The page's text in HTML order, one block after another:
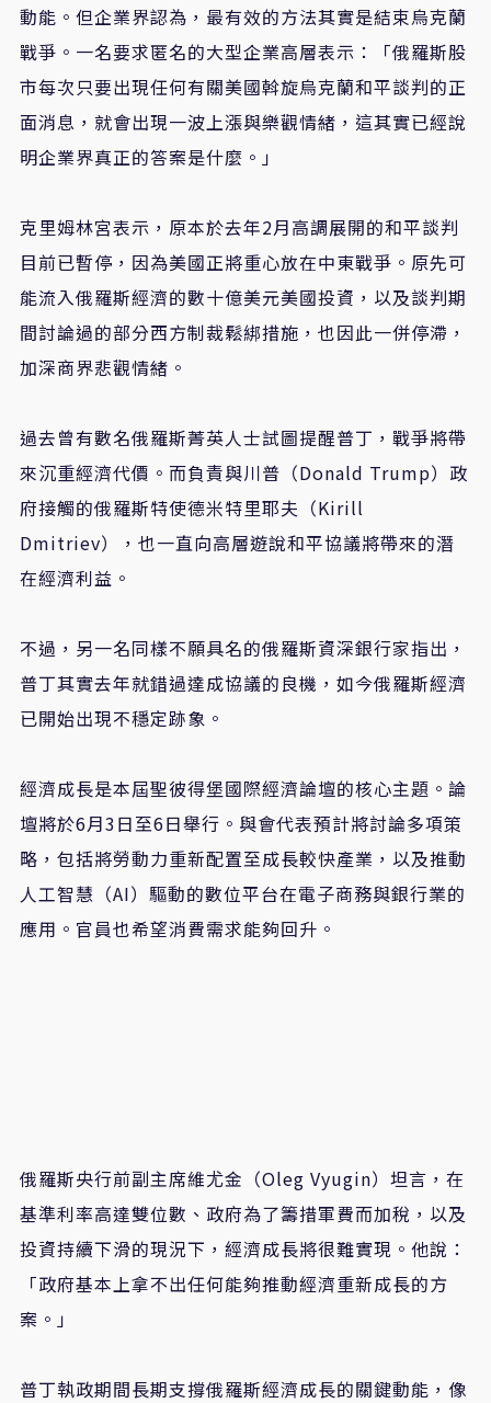
動能。但企業界認為，最有效的方法其實是結束烏克蘭
戰爭。一名要求匿名的大型企業高層表示：「俄羅斯股
市每次只要出現任何有關美國斡旋烏克蘭和平談判的正
面消息，就會出現一波上漲與樂觀情緒，這其實已經說
明企業界真正的答案是什麼。」
克里姆林宮表示，原本於去年2月高調展開的和平談判
目前已暫停，因為美國正將重心放在中東戰爭。原先可
能流入俄羅斯經濟的數十億美元美國投資，以及談判期
間討論過的部分西方制裁鬆綁措施，也因此一併停滯，
加深商界悲觀情緒。
過去曾有數名俄羅斯菁英人士試圖提醒普丁，戰爭將帶
來沉重經濟代價。而負責與川普（Donald Trump）政
府接觸的俄羅斯特使德米特里耶夫（Kirill
Dmitriev），也一直向高層遊說和平協議將帶來的潛
在經濟利益。
不過，另一名同樣不願具名的俄羅斯資深銀行家指出，
普丁其實去年就錯過達成協議的良機，如今俄羅斯經濟
已開始出現不穩定跡象。
經濟成長是本屆聖彼得堡國際經濟論壇的核心主題。論
壇將於6月3日至6日舉行。與會代表預計將討論多項策
略，包括將勞動力重新配置至成長較快產業，以及推動
人工智慧（AI）驅動的數位平台在電子商務與銀行業的
應用。官員也希望消費需求能夠回升。
俄羅斯央行前副主席維尤金（Oleg Vyugin）坦言，在
基準利率高達雙位數、政府為了籌措軍費而加稅，以及
投資持續下滑的現況下，經濟成長將很難實現。他說：
「政府基本上拿不出任何能夠推動經濟重新成長的方
案。」
普丁執政期間長期支撐俄羅斯經濟成長的關鍵動能，像